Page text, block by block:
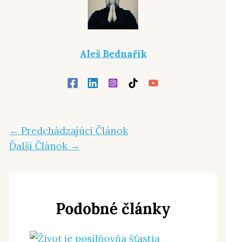
Aleš Bednařík
← Predchádzajúci Článok
Ďalší Článok →
Podobné články